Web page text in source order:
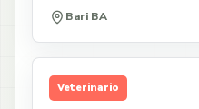
Bari BA
Veterinario